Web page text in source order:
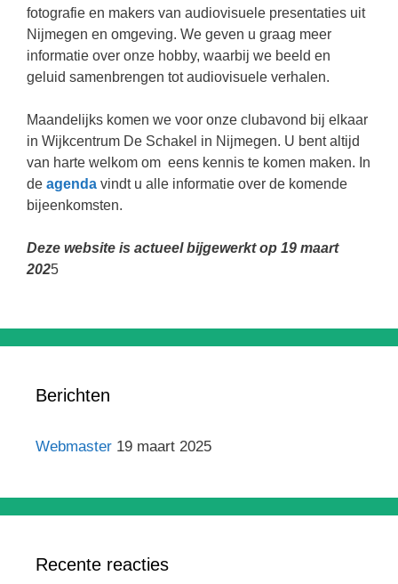
fotografie en makers van audiovisuele presentaties uit
Nijmegen en omgeving. We geven u graag meer
informatie over onze hobby, waarbij we beeld en
geluid samenbrengen tot audiovisuele verhalen.
Maandelijks komen we voor onze clubavond bij elkaar
in Wijkcentrum De Schakel in Nijmegen. U bent altijd
van harte welkom om eens kennis te komen maken. In
de agenda vindt u alle informatie over de komende
bijeenkomsten.
Deze website is actueel bijgewerkt op 19 maart
2025
Berichten
Webmaster 19 maart 2025
Recente reacties